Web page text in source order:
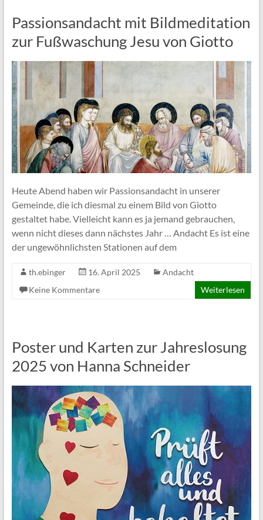
Passionsandacht mit Bildmeditation
zur Fußwaschung Jesu von Giotto
Heute Abend haben wir Passionsandacht in unserer
Gemeinde, die ich diesmal zu einem Bild von Giotto
gestaltet habe. Vielleicht kann es ja jemand gebrauchen,
wenn nicht dieses dann nächstes Jahr … Andacht Es ist eine
der ungewöhnlichsten Stationen auf dem
th.ebinger 16. April 2025
Andacht
Keine Kommentare
Weiterlesen
Poster und Karten zur Jahreslosung
2025 von Hanna Schneider